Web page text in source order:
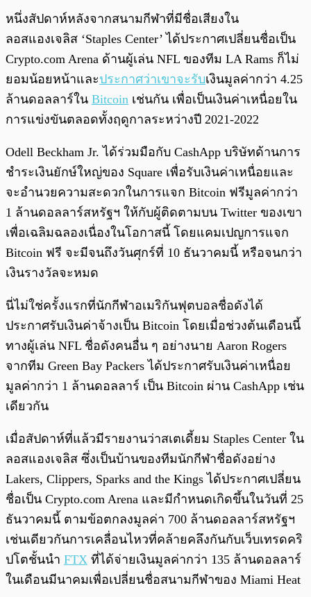
พร้อมเล่น
หนึ่งสัปดาห์หลังจากสนามกีฬาที่มีชื่อเสียงใน
ลอสแองเจลิส ‘Staples Center’ ได้ประกาศเปลี่ยนชื่อเป็น
Crypto.com Arena ด้านผู้เล่น NFL ของทีม LA Rams ก็ไม่
ยอมน้อยหน้าและประกาศว่าเขาจะรับเงินมูลค่ากว่า 4.25
ล้านดอลลาร์ใน Bitcoin เช่นกัน เพื่อเป็นเงินค่าเหนื่อยใน
การแข่งขันตลอดทั้งฤดูกาลระหว่างปี 2021-2022
Odell Beckham Jr. ได้ร่วมมือกับ CashApp บริษัทด้านการ
ชำระเงินยักษ์ใหญ่ของ Square เพื่อรับเงินค่าเหนื่อยและ
จะอำนวยความสะดวกในการแจก Bitcoin ฟรีมูลค่ากว่า
1 ล้านดอลลาร์สหรัฐฯ ให้กับผู้ติดตามบน Twitter ของเขา
เพื่อเฉลิมฉลองเนื่องในโอกาสนี้ โดยแคมเปญการแจก
Bitcoin ฟรี จะมีจนถึงวันศุกร์ที่ 10 ธันวาคมนี้ หรือจนกว่า
เงินรางวัลจะหมด
นี่ไม่ใช่ครั้งแรกที่นักกีฬาอเมริกันฟุตบอลชื่อดังได้
ประกาศรับเงินค่าจ้างเป็น Bitcoin โดยเมื่อช่วงต้นเดือนนี้
ทางผู้เล่น NFL ชื่อดังคนอื่น ๆ อย่างนาย Aaron Rogers
จากทีม Green Bay Packers ได้ประกาศรับเงินค่าเหนื่อย
มูลค่ากว่า 1 ล้านดอลลาร์ เป็น Bitcoin ผ่าน CashApp เช่น
เดียวกัน
เมื่อสัปดาห์ที่แล้วมีรายงานว่าสเตเดี้ยม Staples Center ใน
ลอสแองเจลิส ซึ่งเป็นบ้านของทีมนักกีฬาชื่อดังอย่าง
Lakers, Clippers, Sparks and the Kings ได้ประกาศเปลี่ยน
ชื่อเป็น Crypto.com Arena และมีกำหนดเกิดขึ้นในวันที่ 25
ธันวาคมนี้ ตามข้อตกลงมูลค่า 700 ล้านดอลลาร์สหรัฐฯ
เช่นเดียวกันการเคลื่อนไหวที่คล้ายคลึงกันกับเว็บเทรดคริ
ปโตชั้นนำ FTX ที่ได้จ่ายเงินมูลค่ากว่า 135 ล้านดอลลาร์
ในเดือนมีนาคมเพื่อเปลี่ยนชื่อสนามกีฬาของ Miami Heat